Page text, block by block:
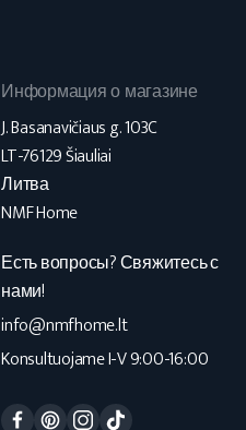
Информация о магазине
J. Basanavičiaus g. 103C
LT-76129 Šiauliai
Литва
NMF Home
Есть вопросы? Свяжитесь с
нами!
info@nmfhome.lt
Konsultuojame I-V 9:00-16:00
FacebookPinterestInstagram